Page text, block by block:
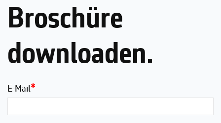
Broschüre
downloaden.
E-Mail*